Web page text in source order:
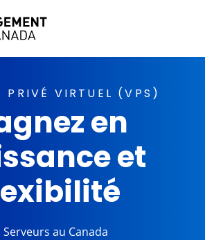
PRIVÉ VIRTUEL (VPS)
en
et
Serveurs au Canada